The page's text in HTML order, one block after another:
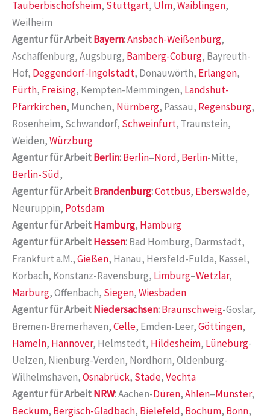
Tauberbischofsheim, Stuttgart, Ulm,Waiblingen,
Weilheim
Agentur für ArbeitBayern:Ansbach-Weißenburg,
Aschaffenburg, Augsburg, Bamberg-Coburg, Bayreuth-
Hof, Deggendorf-Ingolstadt, Donauwörth, Erlangen,
Fürth, Freising, Kempten-Memmingen, Landshut-
Pfarrkirchen, München, Nürnberg, Passau, Regensburg,
Rosenheim, Schwandorf, Schweinfurt, Traunstein,
Weiden,Würzburg
Agentur für ArbeitBerlin:Berlin–Nord, Berlin-Mitte,
Berlin-Süd,
Agentur für ArbeitBrandenburg:Cottbus, Eberswalde,
Neuruppin, Potsdam
Agentur für ArbeitHamburg, Hamburg
Agentur für ArbeitHessen:Bad Homburg, Darmstadt,
Frankfurt a.M.,Gießen, Hanau, Hersfeld-Fulda, Kassel,
Korbach, Konstanz-Ravensburg, Limburg–Wetzlar,
Marburg, Offenbach, Siegen,Wiesbaden
Agentur für ArbeitNiedersachsen:Braunschweig-Goslar,
Bremen-Bremerhaven,Celle, Emden-Leer,Göttingen,
Hameln, Hannover, Helmstedt, Hildesheim, Lüneburg-
Uelzen, Nienburg-Verden, Nordhorn, Oldenburg-
Wilhelmshaven,Osnabrück, Stade,Vechta
Agentur für ArbeitNRW:Aachen-Düren,Ahlen–Münster,
Beckum, Bergisch-Gladbach, Bielefeld, Bochum, Bonn,